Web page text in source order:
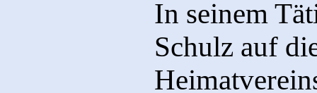
In seinem
Schulz auf